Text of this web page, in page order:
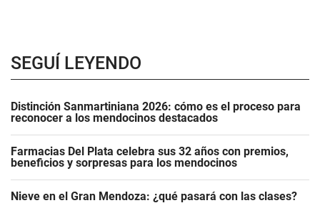
SEGUÍ LEYENDO
Distinción Sanmartiniana 2026: cómo es el proceso para
reconocer a los mendocinos destacados
Farmacias Del Plata celebra sus 32 años con premios,
beneficios y sorpresas para los mendocinos
Nieve en el Gran Mendoza: ¿qué pasará con las clases?